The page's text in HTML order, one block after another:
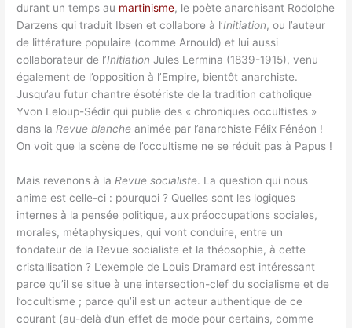
durant un temps au martinisme, le poète anarchisant Rodolphe
Darzens qui traduit Ibsen et collabore à l’Initiation, ou l’auteur
de littérature populaire (comme Arnould) et lui aussi
collaborateur de l’Initiation Jules Lermina (1839-1915), venu
également de l’opposition à l’Empire, bientôt anarchiste.
Jusqu’au futur chantre ésotériste de la tradition catholique
Yvon Leloup-Sédir qui publie des « chroniques occultistes »
dans la Revue blanche animée par l’anarchiste Félix Fénéon !
On voit que la scène de l’occultisme ne se réduit pas à Papus !
Mais revenons à la Revue socialiste. La question qui nous
anime est celle-ci : pourquoi ? Quelles sont les logiques
internes à la pensée politique, aux préoccupations sociales,
morales, métaphysiques, qui vont conduire, entre un
fondateur de la Revue socialiste et la théosophie, à cette
cristallisation ? L’exemple de Louis Dramard est intéressant
parce qu’il se situe à une intersection-clef du socialisme et de
l’occultisme ; parce qu’il est un acteur authentique de ce
courant (au-delà d’un effet de mode pour certains, comme